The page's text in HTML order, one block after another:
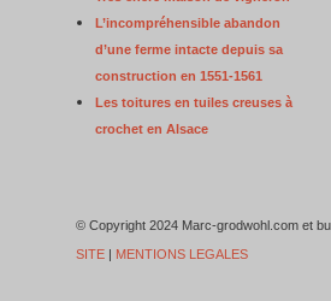
L’incompréhensible abandon
d’une ferme intacte depuis sa
construction en 1551-1561
Les toitures en tuiles creuses à
crochet en Alsace
© Copyright 2024 Marc-
SITE | MENTIONS LEGALES